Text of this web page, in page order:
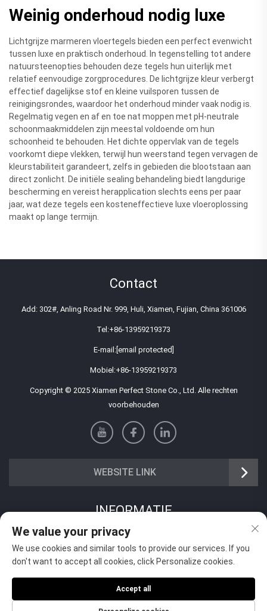
Weinig onderhoud nodig luxe
Lichtgrijze marmeren vloertegels bieden een perfect evenwicht
tussen luxe en praktisch onderhoud. In tegenstelling tot andere
natuursteenopties behouden deze tegels hun uiterlijk met
relatief eenvoudige zorgprocedures. De lichtgrijze kleur verbergt
effectief dagelijkse stof en kleine vuilsporen tussen de
reinigingsrondes, waardoor het onderhoud minder vaak nodig is.
Regelmatig vegen en af en toe nat moppen met pH-neutrale
schoonmaakmiddelen zijn meestal voldoende om hun
schoonheid te behouden. Het dichte oppervlak van de tegels
voorkomt diepe vlekken, terwijl hun weerstand tegen vervagen de
kleurstabiliteit garandeert, zelfs in gebieden die blootstaan aan
direct zonlicht. De initiële sealing behandeling biedt langdurige
bescherming en vereist herapplication slechts eens per paar
jaar, wat deze tegels een kosteneffectieve luxe vloeroplossing
maakt op lange termijn.
Contact
Add: 302#, Anling Road Nr. 999, Huli, Xiamen, Fujian, China 361006
Tel:+86-13959219373
E-mail:[email protected]
Mobiel:+86-13959219373
Copyright © 2025 Xiamen Perfect Stone Co., Ltd. Alle rechten
voorbehouden
WEBSITE LINK
INFORMATIE
Meld je aan om onze wekelijkse nieuwsbrief te ontvangen
Verzenden
We value your privacy
We use cookies and similar tools to provide our services. If you
don't want to accept all cookies, click Personalize cookies.
Accept all